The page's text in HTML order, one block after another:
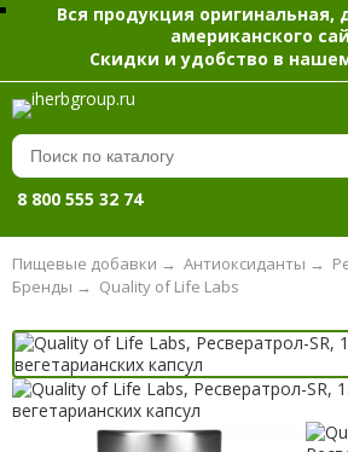
Вся продукция оригинальная,
американского
Скидки и удобство в
8 800 555 32 74
Пищевые добавки → Антиоксиданты →
Quality of Life Labs
Бренды →